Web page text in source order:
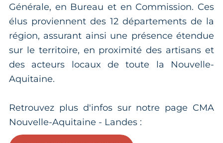
Générale, en Bureau et en Commission. Ces
élus proviennent des 12 départements de la
région, assurant ainsi une présence étendue
sur le territoire, en proximité des artisans et
des acteurs locaux de toute la Nouvelle-
Aquitaine.
Retrouvez plus d'infos sur notre page CMA
Nouvelle-Aquitaine - Landes :